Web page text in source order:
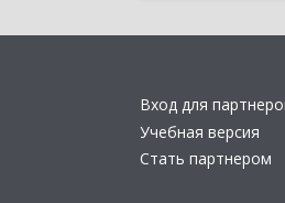
Вход для
Учебная версия
Стать партнером